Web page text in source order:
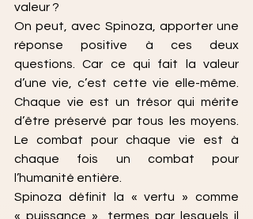
valeur ?
On peut, avec Spinoza, apporter une
réponse positive à ces deux
questions. Car ce qui fait la valeur
d’une vie, c’est cette vie elle-même.
Chaque vie est un trésor qui mérite
d’être préservé par tous les moyens.
Le combat pour chaque vie est à
chaque fois un combat pour
l’humanité entière.
Spinoza définit la « vertu » comme
« puissance », termes par lesquels il